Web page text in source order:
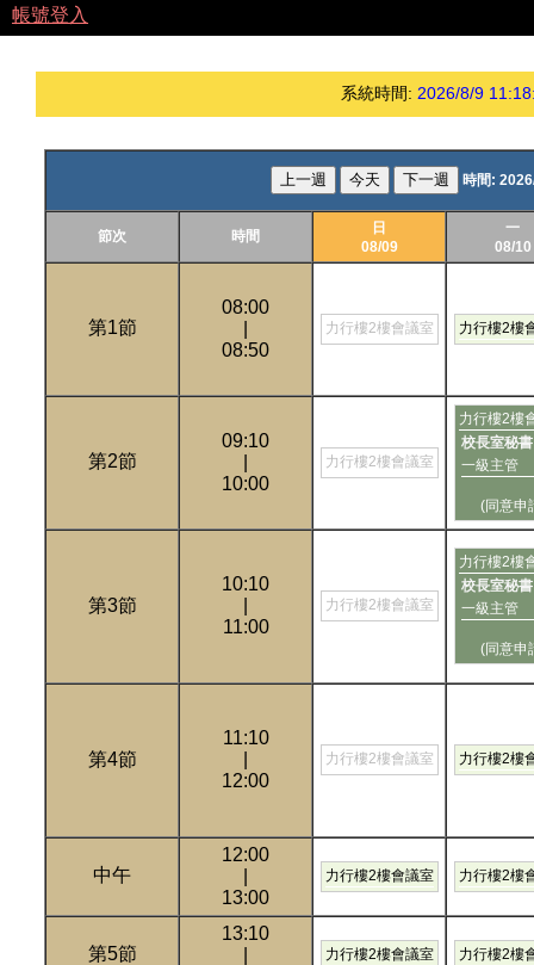
帳號登入
系統時間: 2026/8/9
上一週 今天 下一週 時間:
節次 時間
日
08/09
一
08/10
第1節
08:00
08:50
力行樓2樓會議室 力行樓2樓
第2節
09:10
10:00
力行樓2樓會議室
力行樓2樓
校長室秘書
一級主管
(同意申
第3節
10:10
11:00
力行樓2樓會議室
力行樓2樓
校長室秘書
一級主管
(同意申
第4節
11:10
12:00
力行樓2樓會議室 力行樓2樓
中午
12:00
13:00
力行樓2樓會議室 力行樓2樓
第5節
13:10
力行樓2樓會議室 力行樓2樓